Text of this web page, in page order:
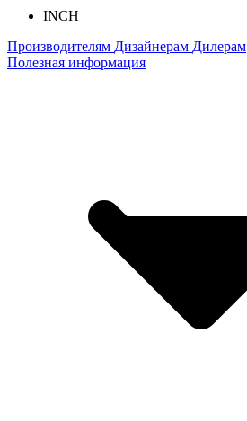
INCH
Производителям Дизайнерам Дилерам
Полезная информация